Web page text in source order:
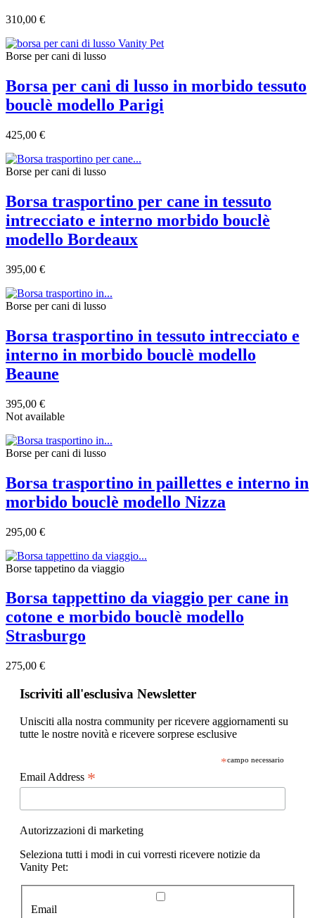
310,00 €
Borse per cani di lusso
Borsa per cani di lusso in morbido tessuto
bouclè modello Parigi
425,00 €
Borse per cani di lusso
Borsa trasportino per cane in tessuto
intrecciato e interno morbido bouclè
modello Bordeaux
395,00 €
Borse per cani di lusso
Borsa trasportino in tessuto intrecciato e
interno in morbido bouclè modello
Beaune
395,00 €
Not available
Borse per cani di lusso
Borsa trasportino in paillettes e interno in
morbido bouclè modello Nizza
295,00 €
Borse tappetino da viaggio
Borsa tappettino da viaggio per cane in
cotone e morbido bouclè modello
Strasburgo
275,00 €
Iscriviti all'esclusiva Newsletter
Unisciti alla nostra community per ricevere aggiornamenti su
tutte le nostre novità e ricevere sorprese esclusive
*campo necessario
Email Address *
Autorizzazioni di marketing
Seleziona tutti i modi in cui vorresti ricevere notizie da
Vanity Pet:
Email